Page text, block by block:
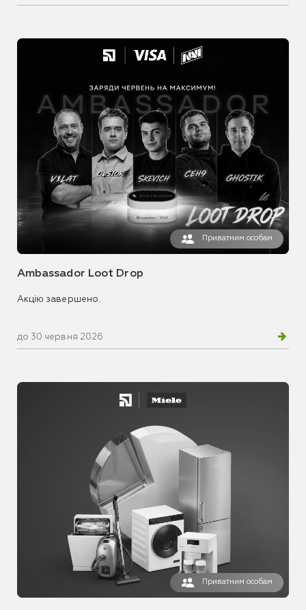
Приватним особам
Ambassador Loot Drop
Акцію завершено.
до 30 червня 2026
Приватним особам